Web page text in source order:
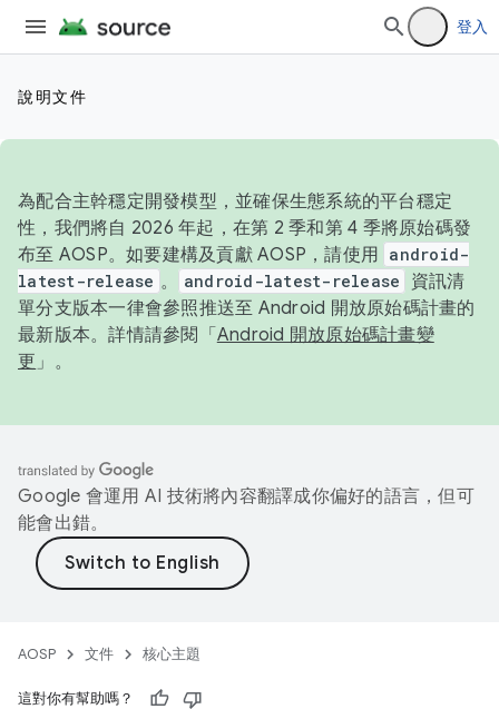
登入
說明文件
為配合主幹穩定開發模型，並確保生態系統的平台穩定
性，我們將自 2026 年起，在第 2 季和第 4 季將原始碼發
布至 AOSP。如要建構及貢獻 AOSP，請使用 android-
latest-release 。 android-latest-release
資訊清
單分支版本一律會參照推送至 Android 開放原始碼計畫的
最新版本。詳情請參閱「 Android 開放原始碼計畫變
更 」。
Google 會運用 AI 技術將內容翻譯成你偏好的語言，但可
能會出錯。
AOSP 文件 核心主題
這對你有幫助嗎？